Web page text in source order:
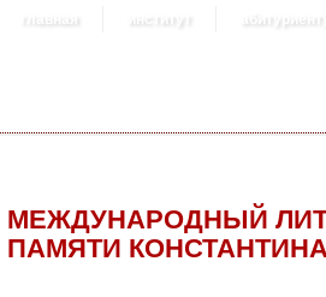
главная институт абитуриенту
МЕЖДУНАРОДНЫЙ
ПАМЯТИ